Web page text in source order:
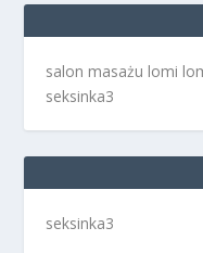
salon masażu lomi
seksinka3
seksinka3